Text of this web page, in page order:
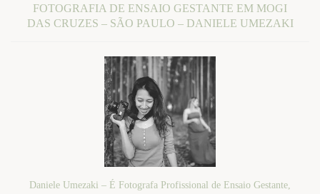
FOTOGRAFIA DE ENSAIO GESTANTE EM MOGI
DAS CRUZES – SÃO PAULO – DANIELE UMEZAKI
Daniele Umezaki – É Fotografa Profissional de Ensaio Gestante,